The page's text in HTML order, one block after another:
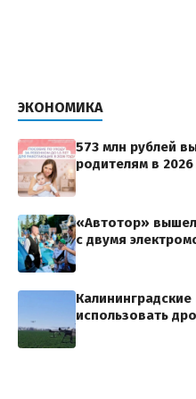
ЭКОНОМИКА
573 млн рублей
родителям в
«Автотор»
с двумя
использовать